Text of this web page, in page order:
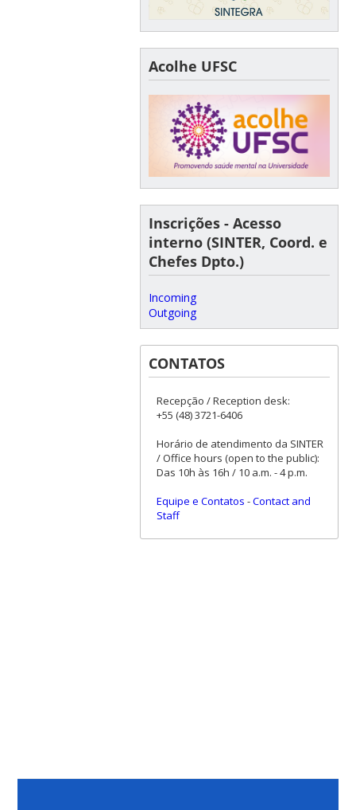
Acolhe UFSC
Inscrições - Acesso
interno (SINTER, Coord. e
Chefes Dpto.)
Incoming
Outgoing
CONTATOS
Recepção / Reception desk:
+55 (48) 3721-6406
Horário de atendimento da SINTER
/ Office hours (open to the public):
Das 10h às 16h / 10 a.m. - 4 p.m.
Equipe e Contatos -Contact and
Staff